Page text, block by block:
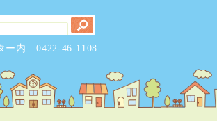
ター内0422-46-1108